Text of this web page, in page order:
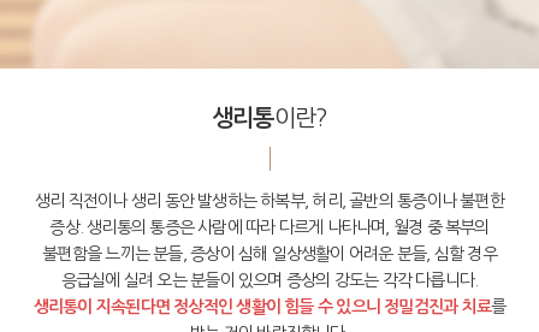
용종(폴립)
여성성형
소음순성
생리통이란?
생리 직전이나 생리 동안 발생하는 하복부, 허리, 골반의 통증이나 불편한
증상.생리통의 통증은 사람에 따라 다르게 나타나며, 월경 중 복부의
불편함을 느끼는 분들, 증상이 심해 일상생활이 어려운 분들, 심할 경우
응급실에 실려 오는 분들이 있으며 증상의 강도는 각각 다릅니다.
생리통이 지속된다면 정상적인 생활이 힘들 수 있으니 정밀검진과 치료를